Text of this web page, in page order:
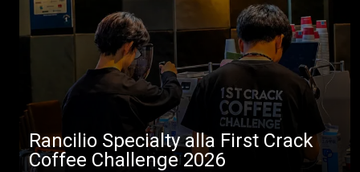
Rancilio Specialty alla First Crack
Coffee Challenge 2026
Altro